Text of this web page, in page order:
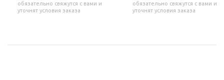
обязательно свяжутся с вами и
уточнят условия заказа
обязательно свяжутся с вами и
уточнят условия заказа